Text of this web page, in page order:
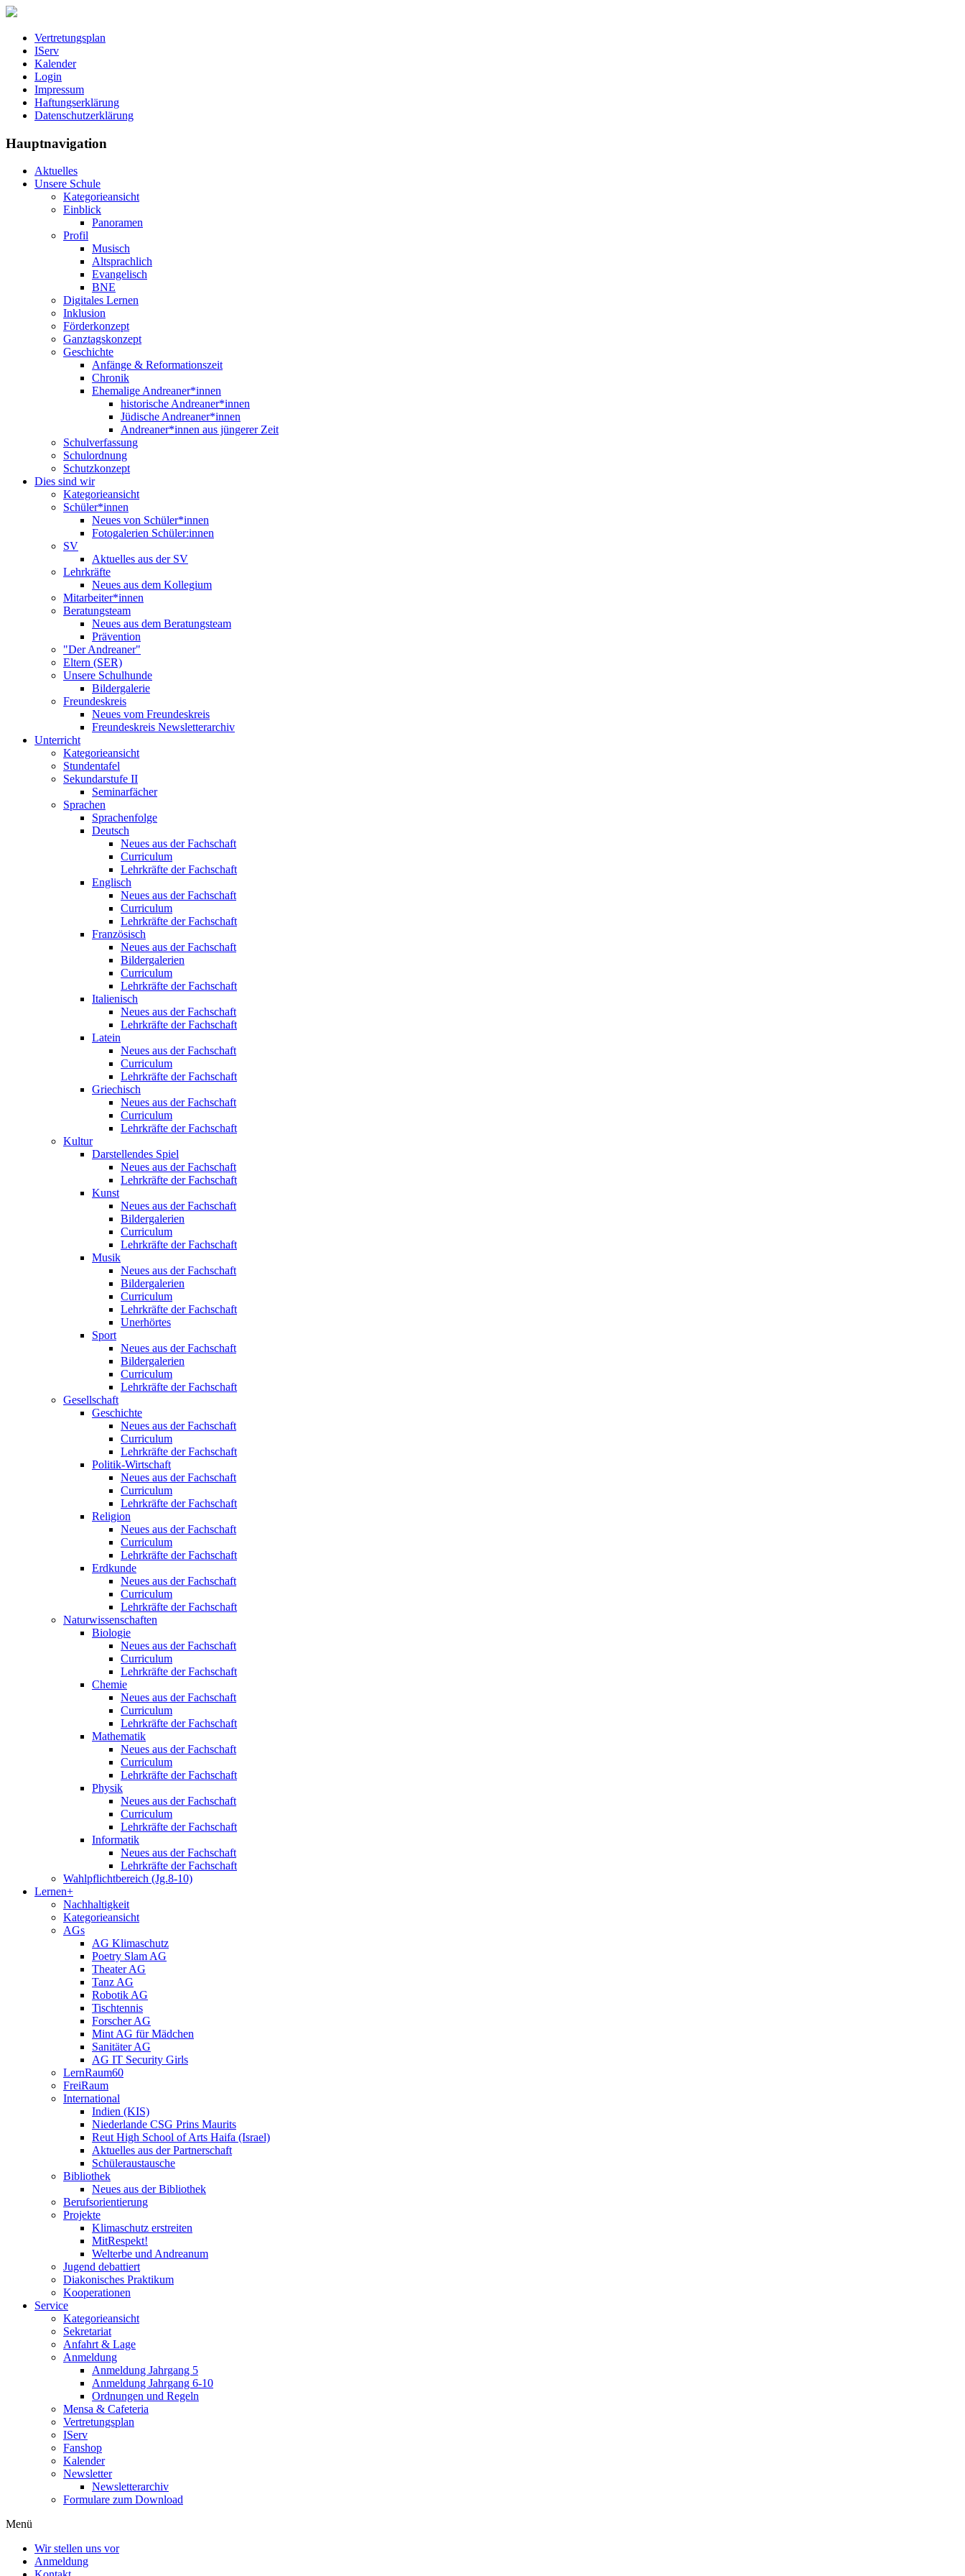
Vertretungsplan
IServ
Kalender
Login
Impressum
Haftungserklärung
Datenschutzerklärung
Hauptnavigation
Aktuelles
Unsere Schule
Kategorieansicht
Einblick
Panoramen
Profil
Musisch
Altsprachlich
Evangelisch
BNE
Digitales Lernen
Inklusion
Förderkonzept
Ganztagskonzept
Geschichte
Anfänge & Reformationszeit
Chronik
Ehemalige Andreaner*innen
historische Andreaner*innen
Jüdische Andreaner*innen
Andreaner*innen aus jüngerer Zeit
Schulverfassung
Schulordnung
Schutzkonzept
Dies sind wir
Kategorieansicht
Schüler*innen
Neues von Schüler*innen
Fotogalerien Schüler:innen
SV
Aktuelles aus der SV
Lehrkräfte
Neues aus dem Kollegium
Mitarbeiter*innen
Beratungsteam
Neues aus dem Beratungsteam
Prävention
"Der Andreaner"
Eltern (SER)
Unsere Schulhunde
Bildergalerie
Freundeskreis
Neues vom Freundeskreis
Freundeskreis Newsletterarchiv
Unterricht
Kategorieansicht
Stundentafel
Sekundarstufe II
Seminarfächer
Sprachen
Sprachenfolge
Deutsch
Neues aus der Fachschaft
Curriculum
Lehrkräfte der Fachschaft
Englisch
Neues aus der Fachschaft
Curriculum
Lehrkräfte der Fachschaft
Französisch
Neues aus der Fachschaft
Bildergalerien
Curriculum
Lehrkräfte der Fachschaft
Italienisch
Neues aus der Fachschaft
Lehrkräfte der Fachschaft
Latein
Neues aus der Fachschaft
Curriculum
Lehrkräfte der Fachschaft
Griechisch
Neues aus der Fachschaft
Curriculum
Lehrkräfte der Fachschaft
Kultur
Darstellendes Spiel
Neues aus der Fachschaft
Lehrkräfte der Fachschaft
Kunst
Neues aus der Fachschaft
Bildergalerien
Curriculum
Lehrkräfte der Fachschaft
Musik
Neues aus der Fachschaft
Bildergalerien
Curriculum
Lehrkräfte der Fachschaft
Unerhörtes
Sport
Neues aus der Fachschaft
Bildergalerien
Curriculum
Lehrkräfte der Fachschaft
Gesellschaft
Geschichte
Neues aus der Fachschaft
Curriculum
Lehrkräfte der Fachschaft
Politik-Wirtschaft
Neues aus der Fachschaft
Curriculum
Lehrkräfte der Fachschaft
Religion
Neues aus der Fachschaft
Curriculum
Lehrkräfte der Fachschaft
Erdkunde
Neues aus der Fachschaft
Curriculum
Lehrkräfte der Fachschaft
Naturwissenschaften
Biologie
Neues aus der Fachschaft
Curriculum
Lehrkräfte der Fachschaft
Chemie
Neues aus der Fachschaft
Curriculum
Lehrkräfte der Fachschaft
Mathematik
Neues aus der Fachschaft
Curriculum
Lehrkräfte der Fachschaft
Physik
Neues aus der Fachschaft
Curriculum
Lehrkräfte der Fachschaft
Informatik
Neues aus der Fachschaft
Lehrkräfte der Fachschaft
Wahlpflichtbereich (Jg.8-10)
Lernen+
Nachhaltigkeit
Kategorieansicht
AGs
AG Klimaschutz
Poetry Slam AG
Theater AG
Tanz AG
Robotik AG
Tischtennis
Forscher AG
Mint AG für Mädchen
Sanitäter AG
AG IT Security Girls
LernRaum60
FreiRaum
International
Indien (KIS)
Niederlande CSG Prins Maurits
Reut High School of Arts Haifa (Israel)
Aktuelles aus der Partnerschaft
Schüleraustausche
Bibliothek
Neues aus der Bibliothek
Berufsorientierung
Projekte
Klimaschutz erstreiten
MitRespekt!
Welterbe und Andreanum
Jugend debattiert
Diakonisches Praktikum
Kooperationen
Service
Kategorieansicht
Sekretariat
Anfahrt & Lage
Anmeldung
Anmeldung Jahrgang 5
Anmeldung Jahrgang 6-10
Ordnungen und Regeln
Mensa & Cafeteria
Vertretungsplan
IServ
Fanshop
Kalender
Newsletter
Newsletterarchiv
Formulare zum Download
Menü
Wir stellen uns vor
Anmeldung